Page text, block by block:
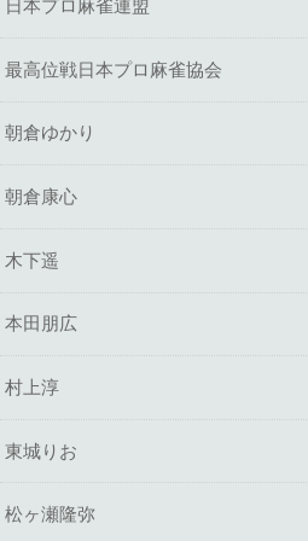
日本プロ麻雀連盟
最高位戦日本プロ麻雀協会
朝倉ゆかり
朝倉康心
木下遥
本田朋広
村上淳
東城りお
松ヶ瀬隆弥